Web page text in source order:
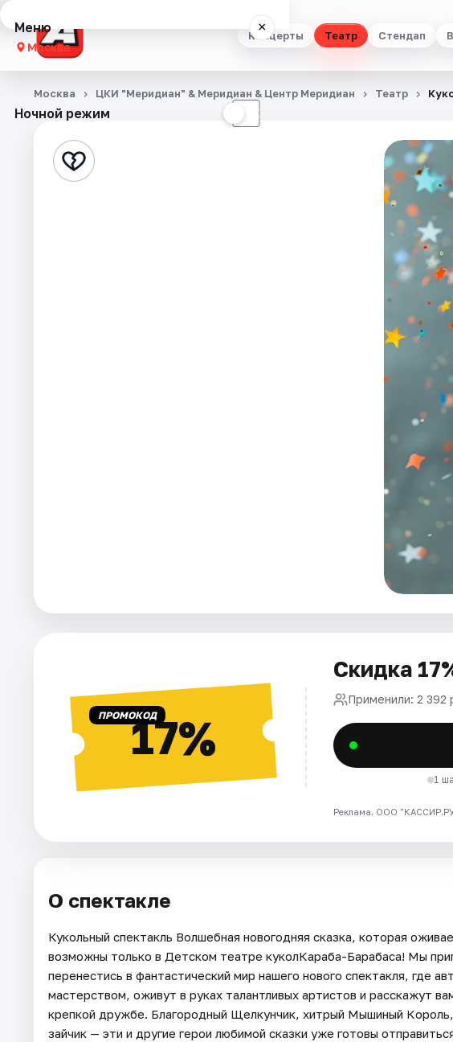
Концерты Театр Стендап
Меню ×
Москва
Концерты
Стендап
Ночной режим ☾
Москва ЦКИ "Меридиан" & Меридиан & Центр Меридиан Театр
ПРОМОКОД17%
Скидка
Применили: 2 392
1
Реклама. ООО
О спектакле
Кукольный спектакль Волшебная новогодняя сказка, которая
возможны только в Детском театре куколКараба-Барабаса! Мы
перенестись в фантастический мир нашего нового спектакля, где
мастерством, оживут в руках талантливых артистов и расскажут
крепкой дружбе. Благородный Щелкунчик, хитрый Мышиный Король,
зайчик — эти и другие герои любимой сказки уже готовы